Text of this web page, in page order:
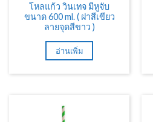
โหลแก้ว วินเทจ มีหูจับ
ขนาด 600 ml. ( ฝาสีเขียว
ลายจุดสีขาว )
อ่านเพิ่ม